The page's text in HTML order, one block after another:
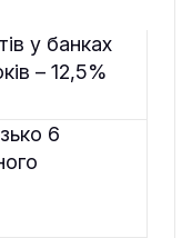
у банках
– 12,5%
6